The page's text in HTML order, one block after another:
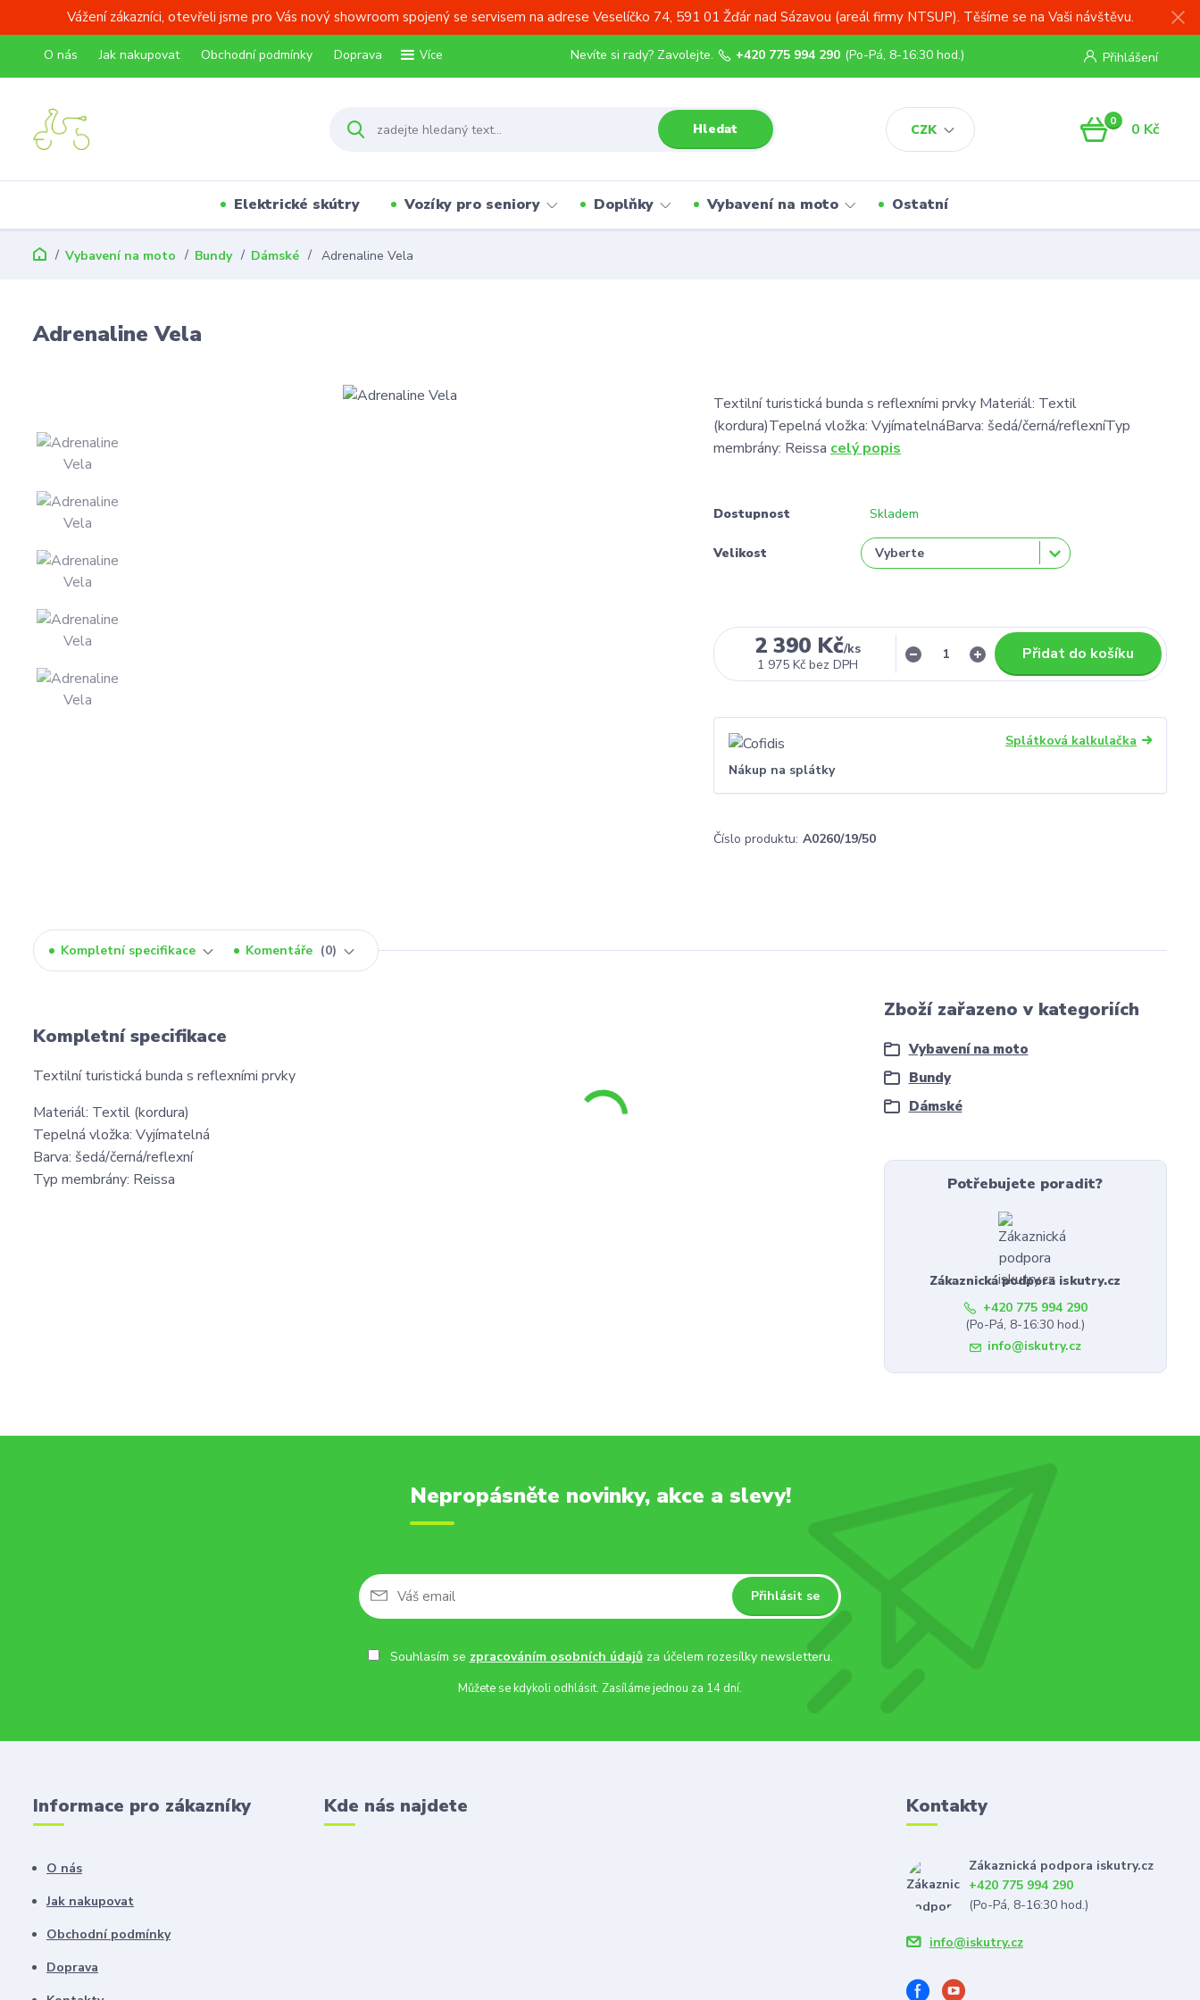
Vážení zákazníci, otevřeli jsme pro Vás nový showroom spojený se servisem na adrese Veselíčko 74, 591 01 Žďár nad Sázavou (areál firmy NTSUP). Těšíme se na Vaši návštěvu.
O nás Jak nakupovat Obchodní podmínky Doprava Více
CZK
Přihlášení
Hledat
Nevíte si rady? Zavolejte. +420 775 994 290 (Po-Pá, 8-16:30 hod.)
0 0 Kč
Elektrické skútry Vozíky pro seniory Doplňky Vybavení na moto Ostatní
Vybavení na moto Bundy Dámské Adrenaline Vela
Adrenaline Vela
Textilní turistická bunda s reflexními prvky Materiál: Textil
(kordura)Tepelná vložka: VyjímatelnáBarva: šedá/černá/reflexníTyp
membrány: Reissa celý popis
Dostupnost Skladem
Velikost
2 390 Kč/ks
1 975 Kč bez DPH
Přidat do košíku
Splátková kalkulačka
Nákup na splátky
Číslo produktu: A0260/19/50
Kompletní specifikace Komentáře 0
Kompletní specifikace
Textilní turistická bunda s reflexními prvky
Materiál: Textil (kordura)
Tepelná vložka: Vyjímatelná
Barva: šedá/černá/reflexní
Typ membrány: Reissa
Zboží zařazeno v kategoriích
Vybavení na moto
Bundy
Dámské
Potřebujete poradit?
Zákaznická podpora iskutry.cz
+420 775 994 290
(Po-Pá, 8-16:30 hod.)
info@iskutry.cz
Nepropásněte novinky, akce a slevy!
Přihlásit se
Souhlasím se zpracováním osobních údajůza účelem rozesílky newsletteru.
Můžete se kdykoli odhlásit. Zasíláme jednou za 14 dní.
Informace pro zákazníky
O nás
Jak nakupovat
Obchodní podmínky
Doprava
Kde nás najdete Kontakty
Zákaznická podpora iskutry.cz
+420 775 994 290
(Po-Pá, 8-16:30 hod.)
info@iskutry.cz